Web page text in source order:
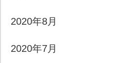
2020年8月
2020年7月